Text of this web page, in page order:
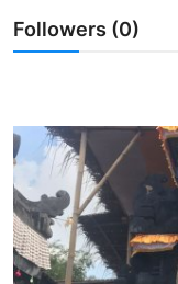
Indonesia
Followers (0)